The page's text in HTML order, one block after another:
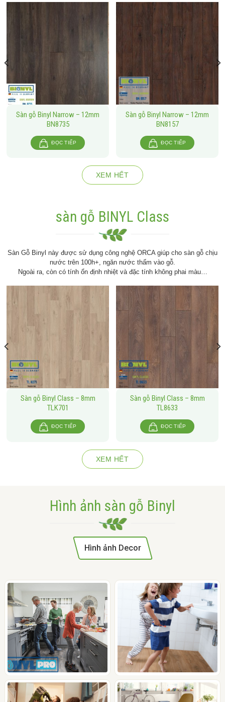
Sàn gỗ Binyl Narrow – 12mm
BN8735
ĐỌC TIẾP
Sàn gỗ Binyl Narrow – 12mm
BN8157
ĐỌC TIẾP
XEM HẾT
sàn gỗ BINYL Class
Sàn Gỗ Binyl này được sử dụng công nghệ ORCA giúp cho sàn gỗ chịu
nước trên 100h+, ngăn nước thấm vào gỗ.
Ngoài ra, còn có tính ổn định nhiệt và đặc tính không phai màu…
Sàn gỗ Binyl Class – 8mm
TLK701
ĐỌC TIẾP
Sàn gỗ Binyl Class – 8mm
TL8633
ĐỌC TIẾP
XEM HẾT
Hình ảnh sàn gỗ Binyl
Hình ảnh Decor